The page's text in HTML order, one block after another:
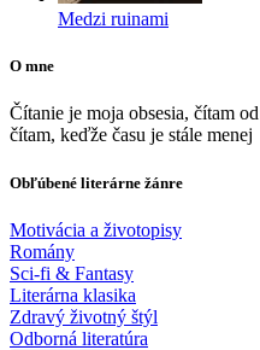
Medzi ruinami
O mne
Čítanie je moja obsesia, čítam
čítam, keďže času je stále menej
Obľúbené literárne žánre
Motivácia a životopisy
Romány
Sci-fi & Fantasy
Literárna klasika
Zdravý životný štýl
Odborná literatúra